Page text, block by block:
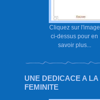
Cliquez sur l'image
ci-dessus pour en
savoir plus...
UNE DEDICACE A LA
FEMINITE